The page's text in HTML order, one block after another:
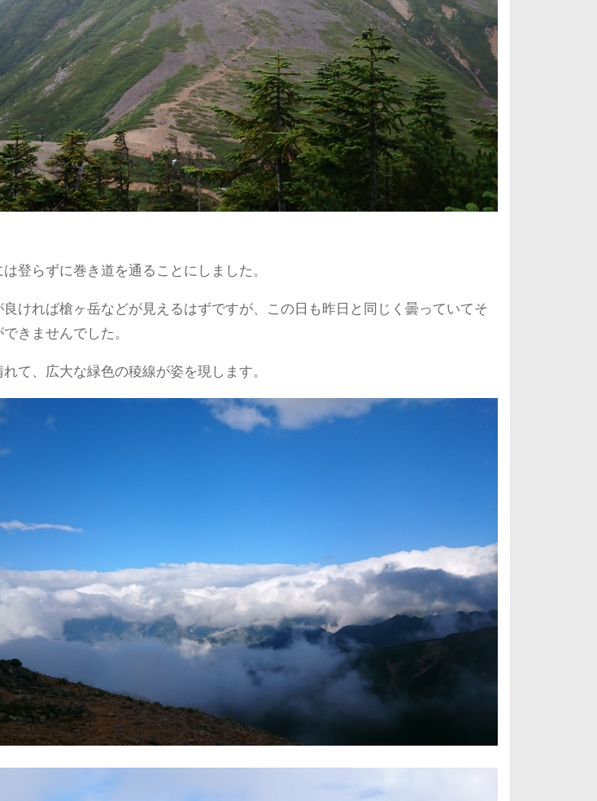
は登らずに巻き道を通ることにしました。
ければ槍ヶ岳などが見えるはずですが、この日も昨日と同じく曇っていてそ
きませんでした。
て、広大な緑色の稜線が姿を現します。